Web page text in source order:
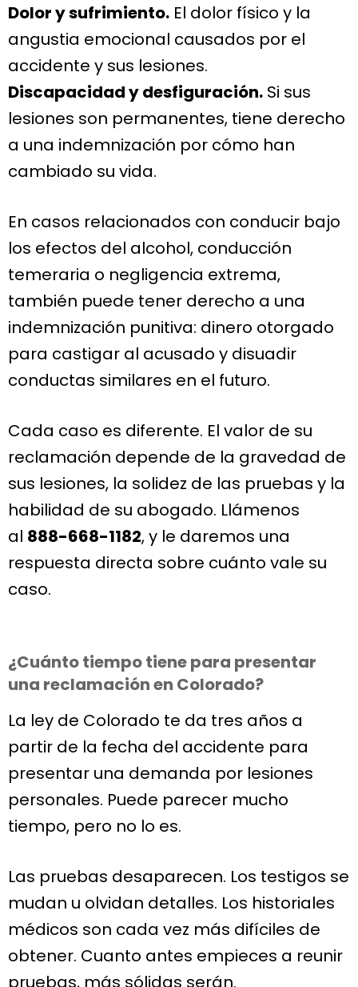
Dolor y sufrimiento. El dolor físico y la
angustia emocional causados por el
accidente y sus lesiones.
Discapacidad y desfiguración. Si sus
lesiones son permanentes, tiene derecho
a una indemnización por cómo han
cambiado su vida.
En casos relacionados con conducir bajo
los efectos del alcohol, conducción
temeraria o negligencia extrema,
también puede tener derecho a una
indemnización punitiva: dinero otorgado
para castigar al acusado y disuadir
conductas similares en el futuro.
Cada caso es diferente. El valor de su
reclamación depende de la gravedad de
sus lesiones, la solidez de las pruebas y la
habilidad de su abogado. Llámenos
al 888-668-1182, y le daremos una
respuesta directa sobre cuánto vale su
caso.
¿Cuánto tiempo tiene para presentar
una reclamación en Colorado?
La ley de Colorado te da tres años a
partir de la fecha del accidente para
presentar una demanda por lesiones
personales. Puede parecer mucho
tiempo, pero no lo es.
Las pruebas desaparecen. Los testigos se
mudan u olvidan detalles. Los historiales
médicos son cada vez más difíciles de
obtener. Cuanto antes empieces a reunir
pruebas, más sólidas serán.